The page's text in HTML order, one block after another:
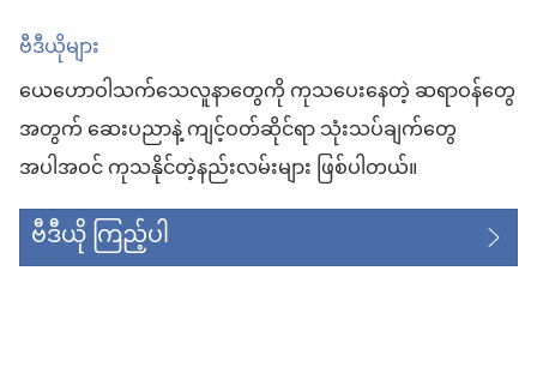
ဗီဒီယိုများ
ယေဟောဝါသက်သေလူနာတွေကို ကုသပေးနေတဲ့ ဆရာဝန်တွေ
အတွက် ဆေးပညာနဲ့ ကျင့်ဝတ်ဆိုင်ရာ သုံးသပ်ချက်တွေ
အပါအဝင် ကုသနိုင်တဲ့နည်းလမ်းများ ဖြစ်ပါတယ်။
ဗီဒီယို ကြည့်ပါ